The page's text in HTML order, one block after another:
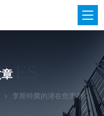
李斯特菌的潜在危害与及时检测的重要价值